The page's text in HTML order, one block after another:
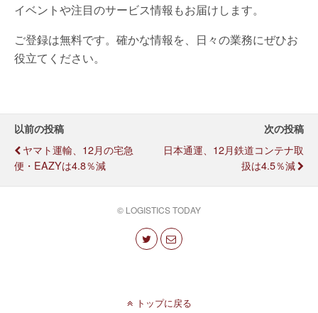
イベントや注目のサービス情報もお届けします。
ご登録は無料です。確かな情報を、日々の業務にぜひお
役立てください。
以前の投稿
ヤマト運輸、12月の宅急
便・EAZYは4.8％減
次の投稿
日本通運、12月鉄道コンテナ取
扱は4.5％減
© LOGISTICS TODAY
トップに戻る